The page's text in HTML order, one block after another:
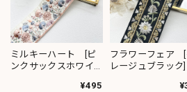
ミルキーハート [ピ
ンクサックスホワイ
¥495
フラワーフェア
レージュブラッ